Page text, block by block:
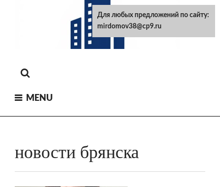
MENU
новости брянска
Для любых предложений по сайту:
mirdomov38@cp9.ru